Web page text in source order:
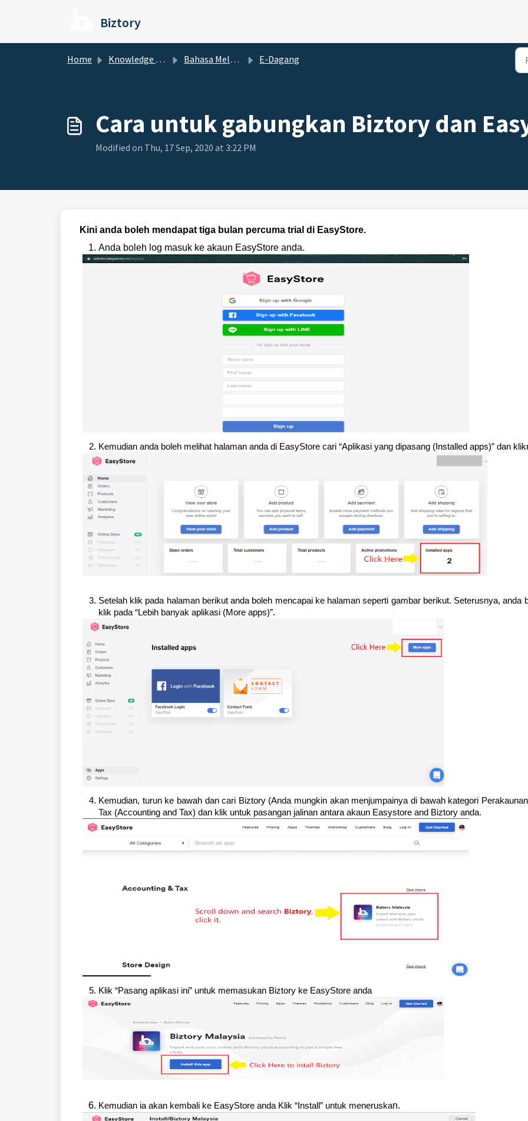
Biztory
Home Knowledge base Bahasa Melayu E-Dagang
Cara untuk gabungkan Biztory dan
Modified on Thu, 17 Sep, 2020 at 3:22 PM
Kini anda boleh mendapat tiga bulan percuma trial di EasyStore.
Anda boleh log masuk ke akaun EasyStore anda.
Kemudian anda boleh melihat halaman anda di EasyStore cari “Aplikasi yang dipasang (Installed apps)” dan
Setelah klik pada halaman berikut anda boleh mencapai ke halaman seperti gambar berikut. Seterusnya, anda
klik pada “Lebih banyak aplikasi (More apps)”.
Kemudian, turun ke bawah dan cari Biztory (Anda mungkin akan menjumpainya di bawah kategori
Tax (Accounting and Tax) dan klik untuk pasangan jalinan antara akaun Easystore and Biztory anda.
Klik “Pasang aplikasi ini” untuk memasukan Biztory ke EasyStore anda
Kemudian ia akan kembali ke EasyStore anda Klik “Install” untuk meneruskan.